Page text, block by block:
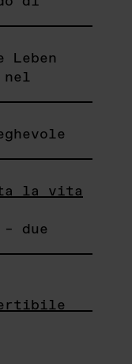
la vita
– due